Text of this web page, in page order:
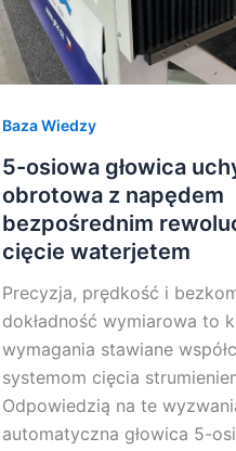
Baza Wiedzy
5-osiowa głowica
obrotowa z napędem
bezpośrednim
cięcie waterjetem
Precyzja, prędkość i
dokładność wymiarowa to
wymagania stawiane
systemom cięcia
Odpowiedzią na te
automatyczna głowica 5-
rewolucjonizuje
cięcie
waterjetem